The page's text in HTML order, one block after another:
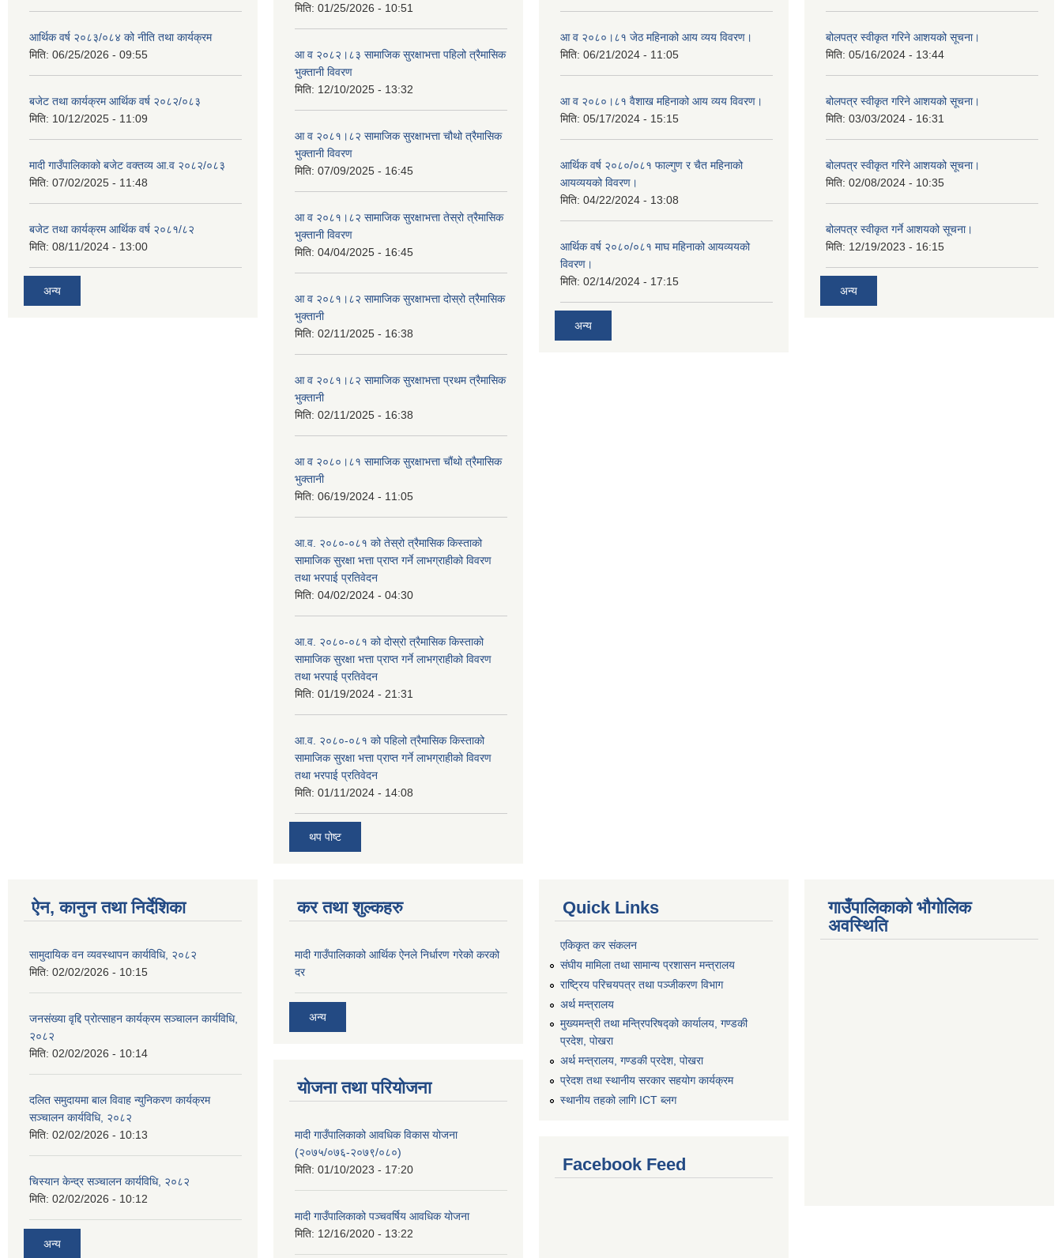
आर्थिक वर्ष २०८३/०८४ को नीति तथा कार्यक्रम
मिति: 06/25/2026 - 09:55
बजेट तथा कार्यक्रम आर्थिक वर्ष २०८२/०८३
मिति: 10/12/2025 - 11:09
मादी गाउँपालिकाको बजेट वक्तव्य आ.व २०८२/०८३
मिति: 07/02/2025 - 11:48
बजेट तथा कार्यक्रम आर्थिक वर्ष २०८१/८२
मिति: 08/11/2024 - 13:00
अन्य
मिति: 01/25/2026 - 10:51
आ व २०८२।८३ सामाजिक सुरक्षाभत्ता पहिलो त्रैमासिक
भुक्तानी विवरण
मिति: 12/10/2025 - 13:32
आ व २०८१।८२ सामाजिक सुरक्षाभत्ता चौथो त्रैमासिक
भुक्तानी विवरण
मिति: 07/09/2025 - 16:45
आ व २०८१।८२ सामाजिक सुरक्षाभत्ता तेस्रो त्रैमासिक
भुक्तानी विवरण
मिति: 04/04/2025 - 16:45
आ व २०८१।८२ सामाजिक सुरक्षाभत्ता दोस्रो त्रैमासिक
भुक्तानी
मिति: 02/11/2025 - 16:38
आ व २०८१।८२ सामाजिक सुरक्षाभत्ता प्रथम त्रैमासिक
भुक्तानी
मिति: 02/11/2025 - 16:38
आ व २०८०।८१ सामाजिक सुरक्षाभत्ता चौंथो त्रैमासिक
भुक्तानी
मिति: 06/19/2024 - 11:05
आ.व. २०८०-०८१ को तेस्रो त्रैमासिक किस्ताको
सामाजिक सुरक्षा भत्ता प्राप्त गर्ने लाभग्राहीको विवरण
तथा भरपाई प्रतिवेदन
मिति: 04/02/2024 - 04:30
आ.व. २०८०-०८१ को दोस्रो त्रैमासिक किस्ताको
सामाजिक सुरक्षा भत्ता प्राप्त गर्ने लाभग्राहीको विवरण
तथा भरपाई प्रतिवेदन
मिति: 01/19/2024 - 21:31
आ.व. २०८०-०८१ को पहिलो त्रैमासिक किस्ताको
सामाजिक सुरक्षा भत्ता प्राप्त गर्ने लाभग्राहीको विवरण
तथा भरपाई प्रतिवेदन
मिति: 01/11/2024 - 14:08
थप पोष्ट
आ व २०८०।८१ जेठ महिनाको आय व्यय विवरण।
मिति: 06/21/2024 - 11:05
आ व २०८०।८१ वैशाख महिनाको आय व्यय विवरण।
मिति: 05/17/2024 - 15:15
आर्थिक वर्ष २०८०/०८१ फाल्गुण र चैत महिनाको
आयव्ययको विवरण।
मिति: 04/22/2024 - 13:08
आर्थिक वर्ष २०८०/०८१ माघ महिनाको आयव्ययको
विवरण।
मिति: 02/14/2024 - 17:15
अन्य
बोलपत्र स्वीकृत गरिने आशयको सूचना।
मिति: 05/16/2024 - 13:44
बोलपत्र स्वीकृत गरिने आशयको सूचना।
मिति: 03/03/2024 - 16:31
बोलपत्र स्वीकृत गरिने आशयको सूचना।
मिति: 02/08/2024 - 10:35
बोलपत्र स्वीकृत गर्ने आशयको सूचना।
मिति: 12/19/2023 - 16:15
अन्य
ऐन, कानुन तथा निर्देशिका
सामुदायिक वन व्यवस्थापन कार्यविधि, २०८२
मिति: 02/02/2026 - 10:15
जनसंख्या वृद्दि प्रोत्साहन कार्यक्रम सञ्‍चालन कार्यविधि,
२०८२
मिति: 02/02/2026 - 10:14
दलित समुदायमा बाल विवाह न्युनिकरण कार्यक्रम
सञ्‍चालन कार्यविधि, २०८२
मिति: 02/02/2026 - 10:13
चिस्यान केन्द्र सञ्‍चालन कार्यविधि, २०८२
मिति: 02/02/2026 - 10:12
अन्य
कर तथा शुल्कहरु
मादी गाउँपालिकाको आर्थिक ऐनले निर्धारण गरेको करको
दर
अन्य
योजना तथा परियोजना
मादी गाउँपालिकाको आवधिक विकास योजना
(२०७५/०७६-२०७९/०८०)
मिति: 01/10/2023 - 17:20
मादी गाउँपालिकाको पञ्चवर्षिय आवधिक योजना
मिति: 12/16/2020 - 13:22
Quick Links
एकिकृत कर संकलन
संघीय मामिला तथा सामान्य प्रशासन मन्त्रालय
राष्ट्रिय परिचयपत्र तथा पञ्जीकरण विभाग
अर्थ मन्त्रालय
मुख्यमन्त्री तथा मन्त्रिपरिषद्को कार्यालय, गण्डकी
प्रदेश, पोखरा
अर्थ मन्त्रालय, गण्डकी प्रदेश, पोखरा
प्रेदश तथा स्थानीय सरकार सहयोग कार्यक्रम
स्थानीय तहको लागि ICT ब्लग
Facebook Feed
गाउँपालिकाको भौगोलिक
अवस्थिति